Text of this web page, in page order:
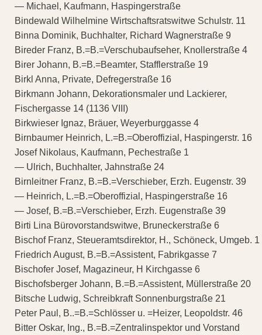
— Michael, Kaufmann, Haspingerstraße
Bindewald Wilhelmine Wirtschaftsratswitwe Schulstr. 11
Binna Dominik, Buchhalter, Richard Wagnerstraße 9
Bireder Franz, B.=B.=Verschubaufseher, Knollerstraße 4
Birer Johann, B.=B.=Beamter, Stafflerstraße 19
Birkl Anna, Private, Defregerstraße 16
Birkmann Johann, Dekorationsmaler und Lackierer,
Fischergasse 14 (1136 VIII)
Birkwieser Ignaz, Bräuer, Weyerburggasse 4
Birnbaumer Heinrich, L.=B.=Oberoffizial, Haspingerstr. 16
Josef Nikolaus, Kaufmann, Pechestraße 1
— Ulrich, Buchhalter, Jahnstraße 24
Birnleitner Franz, B.=B.=Verschieber, Erzh. Eugenstr. 39
— Heinrich, L.=B.=Oberoffizial, Haspingerstraße 16
— Josef, B.=B.=Verschieber, Erzh. Eugenstraße 39
Birti Lina Bürovorstandswitwe, Bruneckerstraße 6
Bischof Franz, Steueramtsdirektor, H., Schöneck, Umgeb. 1
Friedrich August, B.=B.=Assistent, Fabrikgasse 7
Bischofer Josef, Magazineur, H Kirchgasse 6
Bischofsberger Johann, B.=B.=Assistent, Müllerstraße 20
Bitsche Ludwig, Schreibkraft Sonnenburgstraße 21
Peter Paul, B..=B.=Schlösser u. =Heizer, Leopoldstr. 46
Bitter Oskar, Ing., B.=B.=Zentralinspektor und Vorstand